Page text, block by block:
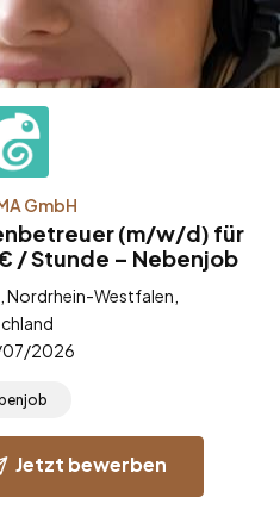
GmbH
(m/w/d) für
/ Stunde – Nebenjob
Nordrhein-Westfalen,
07/2026
Jetzt bewerben